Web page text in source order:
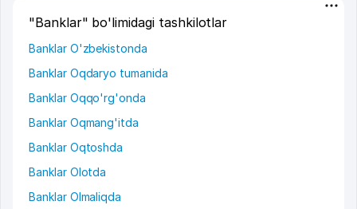
"Banklar" bo'limidagi tashkilotlar
Banklar O'zbekistonda
Banklar Oqdaryo tumanida
Banklar Oqqo'rg'onda
Banklar Oqmang'itda
Banklar Oqtoshda
Banklar Olotda
Banklar Olmaliqda